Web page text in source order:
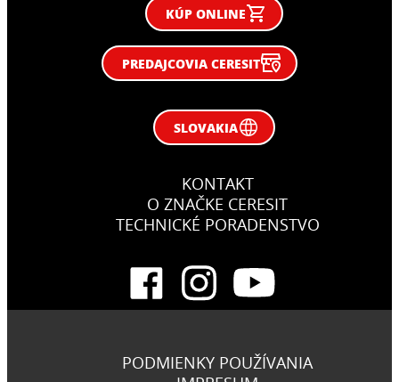
KÚP ONLINE
PREDAJCOVIA CERESIT
SLOVAKIA
KONTAKT
O ZNAČKE CERESIT
TECHNICKÉ PORADENSTVO
PODMIENKY POUŽÍVANIA